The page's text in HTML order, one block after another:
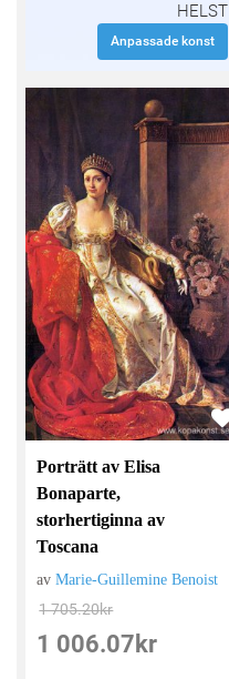
HELST
Anpassade konst
Porträtt av Elisa
Bonaparte,
storhertiginna av
Toscana
avMarie-Guillemine Benoist
1 705.20kr
1 006.07 kr